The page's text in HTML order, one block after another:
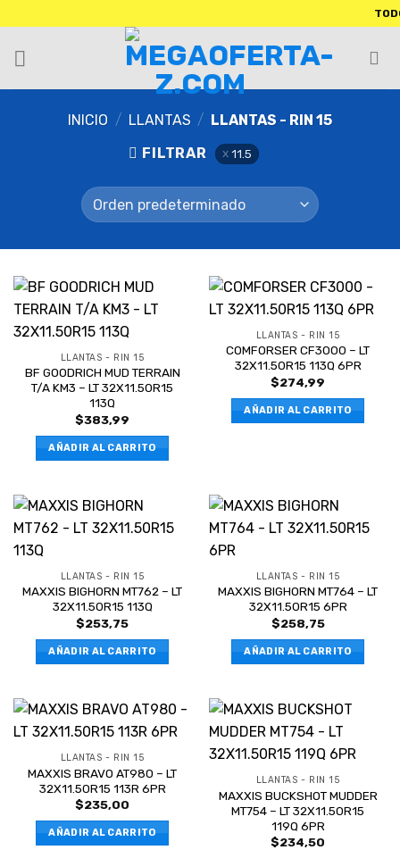
TODOS
INICIO / LLANTAS / LLANTAS - RIN 15
FILTRAR
11.5
LLANTAS - RIN 15
BF GOODRICH MUD TERRAIN
T/A KM3 – LT 32X11.50R15
113Q
$383,99
AÑADIR AL CARRITO
LLANTAS - RIN 15
COMFORSER CF3000 – LT
32X11.50R15 113Q 6PR
$274,99
AÑADIR AL CARRITO
LLANTAS - RIN 15
MAXXIS BIGHORN MT762 – LT
32X11.50R15 113Q
$253,75
AÑADIR AL CARRITO
LLANTAS - RIN 15
MAXXIS BIGHORN MT764 – LT
32X11.50R15 6PR
$258,75
AÑADIR AL CARRITO
LLANTAS - RIN 15
MAXXIS BRAVO AT980 – LT
32X11.50R15 113R 6PR
$235,00
AÑADIR AL CARRITO
LLANTAS - RIN 15
MAXXIS BUCKSHOT MUDDER
MT754 – LT 32X11.50R15
119Q 6PR
$234,50